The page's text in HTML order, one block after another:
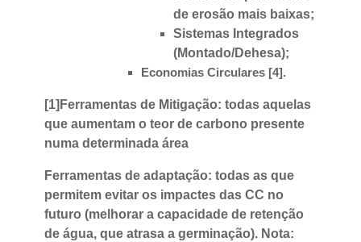
de erosão mais baixas;
Sistemas Integrados
(Montado/Dehesa);
Economias Circulares [4].
[1]Ferramentas de Mitigação: todas aquelas
que aumentam o teor de carbono presente
numa determinada área
Ferramentas de adaptação: todas as que
permitem evitar os impactes das CC no
futuro (melhorar a capacidade de retenção
de água, que atrasa a germinação). Nota: